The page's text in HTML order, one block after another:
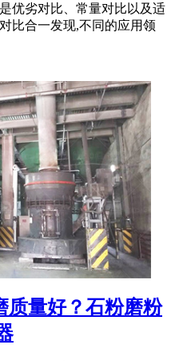
优劣对比、常量对比以及适
比合一发现,不同的应用领
质量好？石粉磨粉